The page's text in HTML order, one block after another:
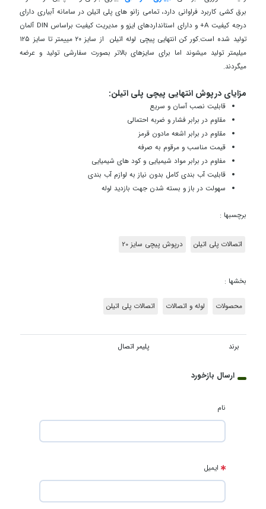
برق کشی کاربرد فراوانی دارد، تمامی زانو های پلی اتیلن در سامانه آبیاری دارای
درجه کیفیت A+ و دارای استانداردهای ایزو و مدیریت کیفیت براساس DIN آلمان
تولید شده است.کور کن انتهایی پیچی لوله اتیلن
از سایز ۲۰ مییمتر تا سایز ۱۲۵
میلیمتر تولید میشوند اما برای سایزهای بالاتر بصورت سفارشی تولید و عرضه
میگردند.
مزایای درپوش انتهایی پیچی پلی اتیلن:
قابلیت نصب آسان و سریع
مقاوم در برابر فشار و ضربه احتمالی
مقاوم در برابر اشعه مادون قرمز
قیمت مناسب و مرقوم به صرفه
مفاوم در برابر مواد شیمیایی و کود های شیمیایی
قابلیت آب بندی کامل بدون نیاز به لوازم آب بندی
سهولت در باز و بسته شدن جهت بازدید لوله
برچسبها :
اتصالات پلی اتیلن درپوش پیچی سایز 20
بخشها :
محصولات لوله و اتصالات اتصالات پلی اتیلن
برند پلیمر اتصال
ارسال بازخورد
نام
ایمیل